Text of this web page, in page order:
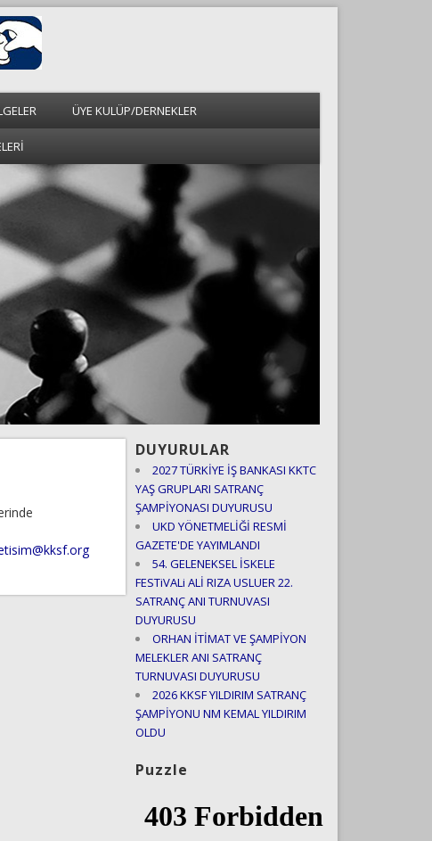
ÜYE KULÜP/DERNEKLER
DUYURULAR
2027 TÜRKİYE İŞ BANKASI KKTC
YAŞ GRUPLARI SATRANÇ
ŞAMPİYONASI DUYURUSU
UKD YÖNETMELİĞİ RESMİ
GAZETE'DE YAYIMLANDI
54. GELENEKSEL İSKELE
FESTiVALi ALİ RIZA USLUER 22.
SATRANÇ ANI TURNUVASI
DUYURUSU
ORHAN İTİMAT VE ŞAMPİYON
MELEKLER ANI SATRANÇ
TURNUVASI DUYURUSU
2026 KKSF YILDIRIM SATRANÇ
ŞAMPİYONU NM KEMAL YILDIRIM
OLDU
Puzzle